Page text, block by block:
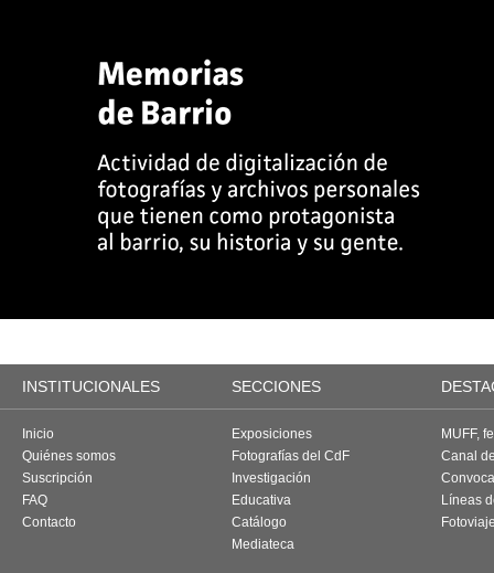
INSTITUCIONALES SECCIONES
Inicio
Quiénes somos
Suscripción
FAQ
Contacto
Exposiciones
Fotografías del CdF
Investigación
Educativa
Catálogo
Mediateca
MUFF,
Canal
Líneas